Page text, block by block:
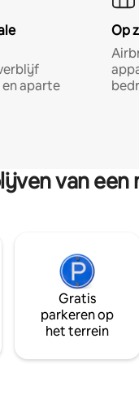
aparte
Op
van een
Gratis
parkeren op
het terrein